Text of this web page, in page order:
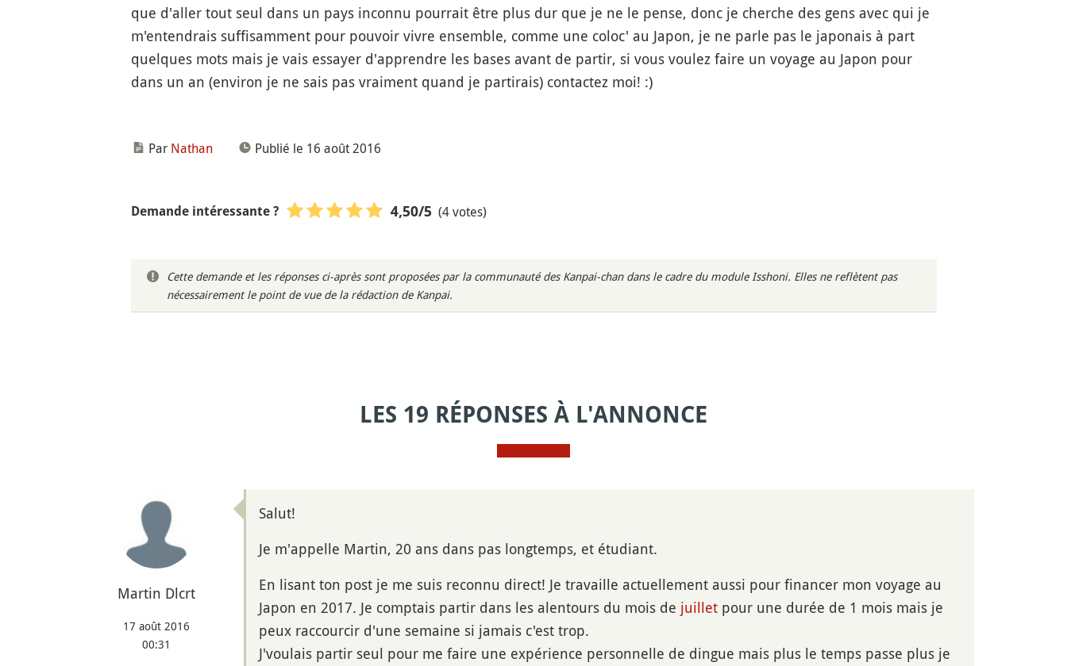
que d'aller tout seul dans un pays inconnu pourrait être plus dur que je ne le pense, donc je cherche des gens avec qui je
m'entendrais suffisamment pour pouvoir vivre ensemble, comme une coloc' au Japon, je ne parle pas le japonais à part
quelques mots mais je vais essayer d'apprendre les bases avant de partir, si vous voulez faire un voyage au Japon pour
dans un an (environ je ne sais pas vraiment quand je partirais) contactez moi! :)
Par Nathan Publié le 16 août 2016
Demande intéressante ? 4,50/5 (4 votes)
Cette demande et les réponses ci-après sont proposées par la communauté des Kanpai-chan dans le cadre du module Isshoni. Elles ne reflètent pas
nécessairement le point de vue de la rédaction de Kanpai.
LES 19 RÉPONSES À L'ANNONCE
Martin Dlcrt
17 août 2016
00:31
Salut!
Je m'appelle Martin, 20 ans dans pas longtemps, et étudiant.
En lisant ton post je me suis reconnu direct! Je travaille actuellement aussi pour financer mon voyage au
Japon en 2017. Je comptais partir dans les alentours du mois de juillet pour une durée de 1 mois mais je
peux raccourcir d'une semaine si jamais c'est trop.
J'voulais partir seul pour me faire une expérience personnelle de dingue mais plus le temps passe plus je